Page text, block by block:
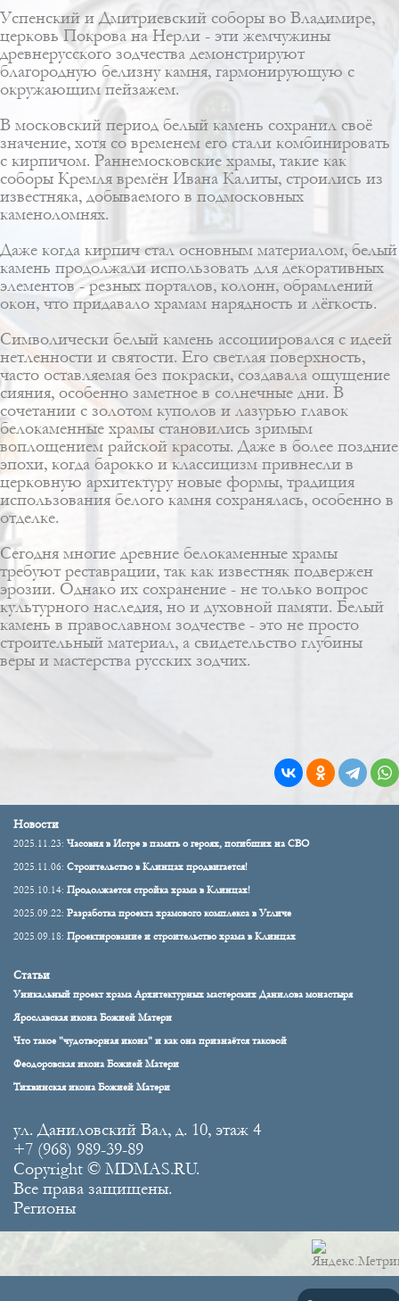
Успенский и Дмитриевский соборы во Владимире,
церковь Покрова на Нерли - эти жемчужины
древнерусского зодчества демонстрируют
благородную белизну камня, гармонирующую с
окружающим пейзажем.
В московский период белый камень сохранил своё
значение, хотя со временем его стали комбинировать
с кирпичом. Раннемосковские храмы, такие как
соборы Кремля времён Ивана Калиты, строились из
известняка, добываемого в подмосковных
каменоломнях.
Даже когда кирпич стал основным материалом, белый
камень продолжали использовать для декоративных
элементов - резных порталов, колонн, обрамлений
окон, что придавало храмам нарядность и лёгкость.
Символически белый камень ассоциировался с идеей
нетленности и святости. Его светлая поверхность,
часто оставляемая без покраски, создавала ощущение
сияния, особенно заметное в солнечные дни. В
сочетании с золотом куполов и лазурью главок
белокаменные храмы становились зримым
воплощением райской красоты. Даже в более поздние
эпохи, когда барокко и классицизм привнесли в
церковную архитектуру новые формы, традиция
использования белого камня сохранялась, особенно в
отделке.
Сегодня многие древние белокаменные храмы
требуют реставрации, так как известняк подвержен
эрозии. Однако их сохранение - не только вопрос
культурного наследия, но и духовной памяти. Белый
камень в православном зодчестве - это не просто
строительный материал, а свидетельство глубины
веры и мастерства русских зодчих.
Новости
2025.11.23: Часовня в Истре в память о героях, погибших на СВО
2025.11.06: Строительство в Клинцах продвигается!
2025.10.14: Продолжается стройка храма в Клинцах!
2025.09.22: Разработка проекта храмового комплекса в Угличе
2025.09.18: Проектирование и строительство храма в Клинцах
Статьи
Уникальный проект храма Архитектурных мастерских Данилова монастыря
Ярославская икона Божией Матери
Что такое "чудотворная икона" и как она признаётся таковой
Феодоровская икона Божией Матери
Тихвинская икона Божией Матери
ул. Даниловский Вал, д. 10, этаж 4
+7 (968) 989-39-89
Copyright © MDMAS.RU.
Все права защищены.
Регионы